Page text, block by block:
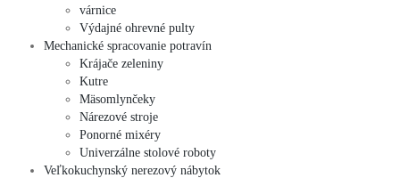
várnice
Výdajné ohrevné pulty
Mechanické spracovanie potravín
Krájače zeleniny
Kutre
Mäsomlynčeky
Nárezové stroje
Ponorné mixéry
Univerzálne stolové roboty
Veľkokuchynský nerezový nábytok